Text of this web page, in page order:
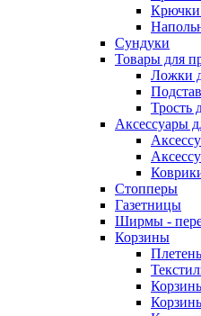
Крючки
Сундуки
Товары для
Ложки
Трость
Аксессуары
Стопперы
Газетницы
Ширмы -
Корзины